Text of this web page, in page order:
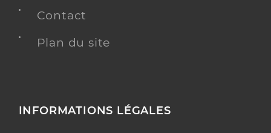
Contact
Plan du site
INFORMATIONS LÉGALES